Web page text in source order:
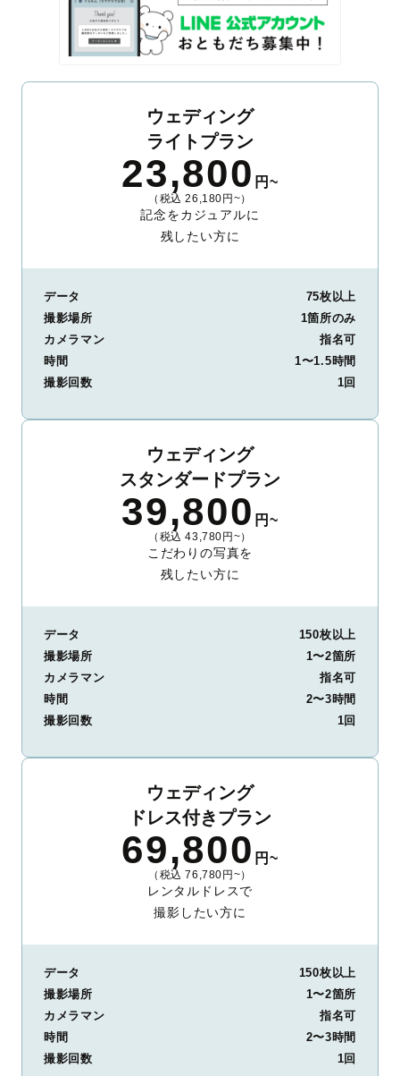
ウェディング
ライトプラン
23,800 円~
（税込 26,180円~）
記念をカジュアルに
残したい方に
データ
75枚以上
撮影場所
1箇所のみ
カメラマン
指名可
時間
1〜1.5時間
撮影回数
1回
ウェディング
スタンダードプラン
39,800 円~
（税込 43,780円~）
こだわりの写真を
残したい方に
データ
150枚以上
撮影場所
1〜2箇所
カメラマン
指名可
時間
2〜3時間
撮影回数
1回
ウェディング
ドレス付きプラン
69,800 円~
（税込 76,780円~）
レンタルドレスで
撮影したい方に
データ
150枚以上
撮影場所
1〜2箇所
カメラマン
指名可
時間
2〜3時間
撮影回数
1回